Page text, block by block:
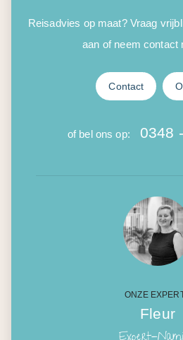
Reisadvies op maat? Vraag
aan of neem contact
Contact
of bel ons op: 0348
ONZE
Fleur